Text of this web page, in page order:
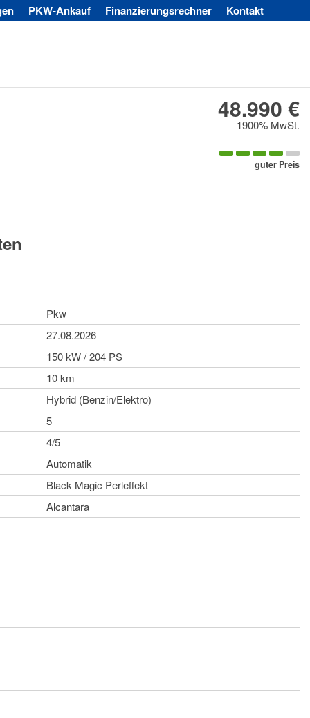
PKW-Ankauf Finanzierungsrechner Kontakt
48.990 €
1900% MwSt.
guter Preis
Pkw
27.08.2026
150 kW / 204 PS
10 km
Hybrid (Benzin/Elektro)
5
4/5
Automatik
Black Magic Perleffekt
Alcantara